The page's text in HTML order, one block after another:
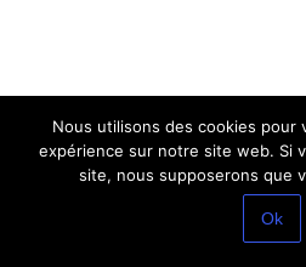
Nous utilisons des cookies pour
expérience sur notre site web. Si
site, nous supposerons que
Ok